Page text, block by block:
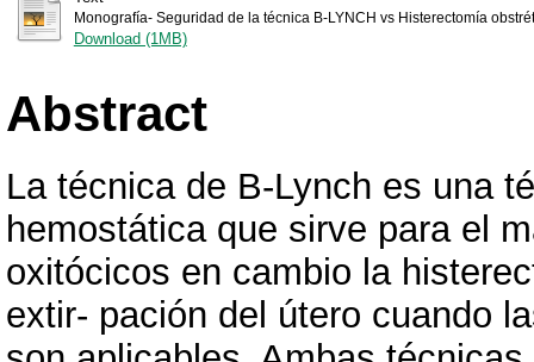
Monografía- Seguridad de la técnica B-LYNCH vs Histerectomía
Download (1MB)
Abstract
La técnica de B-Lynch es una
hemostática que sirve para el
oxitócicos en cambio la
extir- pación del útero cuando